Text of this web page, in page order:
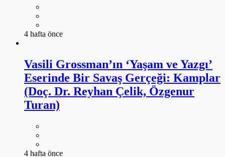
4 hafta önce
Vasili Grossman’ın ‘Yaşam ve Yazgı’
Eserinde Bir Savaş Gerçeği: Kamplar
(Doç. Dr. Reyhan Çelik, Özgenur
Turan)
4 hafta önce